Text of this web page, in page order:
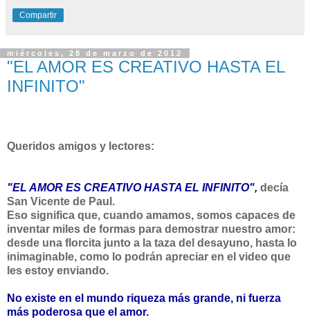
Compartir
miércoles, 28 de marzo de 2012
"EL AMOR ES CREATIVO HASTA EL
INFINITO"
Queridos amigos y lectores:
"EL AMOR ES CREATIVO HASTA EL INFINITO", decía
San Vicente de Paul.
Eso significa que, cuando amamos, somos capaces de
inventar miles de formas para demostrar nuestro amor:
desde una florcita junto a la taza del desayuno, hasta lo
inimaginable, como lo podrán apreciar en el video que
les estoy enviando.
No existe en el mundo riqueza más grande, ni fuerza
más poderosa que el amor.